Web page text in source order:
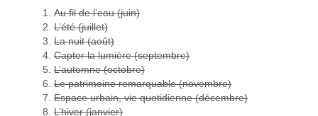
Au fil de l’eau (juin)
L’été (juillet)
La nuit (août)
Capter la lumière (septembre)
L’automne (octobre)
Le patrimoine remarquable (novembre)
Espace urbain, vie quotidienne (décembre)
L’hiver (janvier)